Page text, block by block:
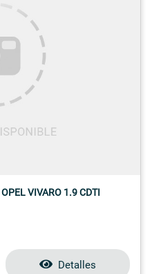
OPEL VIVARO 1.9 CDTI
Detalles